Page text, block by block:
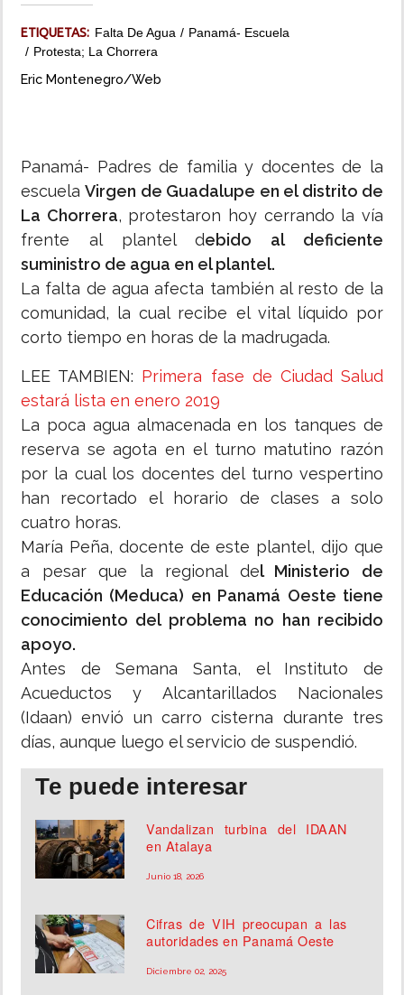
ETIQUETAS: Falta De Agua
Panamá- Escuela
Protesta; La Chorrera
Eric Montenegro/Web
Panamá- Padres de familia y docentes de la
escuelaVirgen de Guadalupe en el distrito de
La Chorrera, protestaron hoy cerrando la vía
frente al plantel debido al deficiente
suministro de agua en el plantel.
La falta de agua afecta también al resto de la
comunidad, la cual recibe el vital líquido por
corto tiempo en horas de la madrugada.
LEE TAMBIEN: Primera fase de Ciudad Salud
estará lista en enero 2019
La poca agua almacenada en los tanques de
reserva se agota en el turno matutino razón
por la cual los docentes del turno vespertino
han recortado el horario de clases a solo
cuatro horas.
María Peña, docente de este plantel, dijo que
a pesar que la regional del Ministerio de
Educación (Meduca) en Panamá Oeste tiene
conocimiento del problema no han recibido
apoyo.
Antes de Semana Santa, el Instituto de
Acueductos y Alcantarillados Nacionales
(Idaan) envió un carro cisterna durante tres
días, aunque luego el servicio de suspendió.
Te puede interesar
Vandalizan turbina del IDAAN
en Atalaya
Junio 18, 2026
Cifras de VIH preocupan a las
autoridades en Panamá Oeste
Diciembre 02, 2025